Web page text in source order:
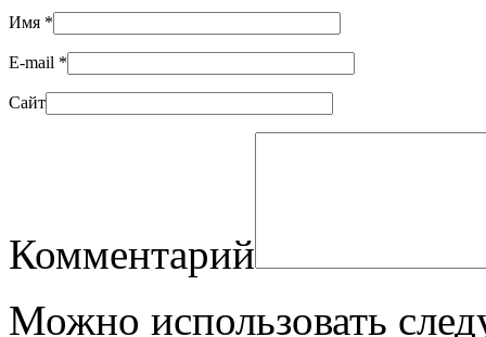
Имя *
E-mail *
Сайт
Комментарий
Можно использовать